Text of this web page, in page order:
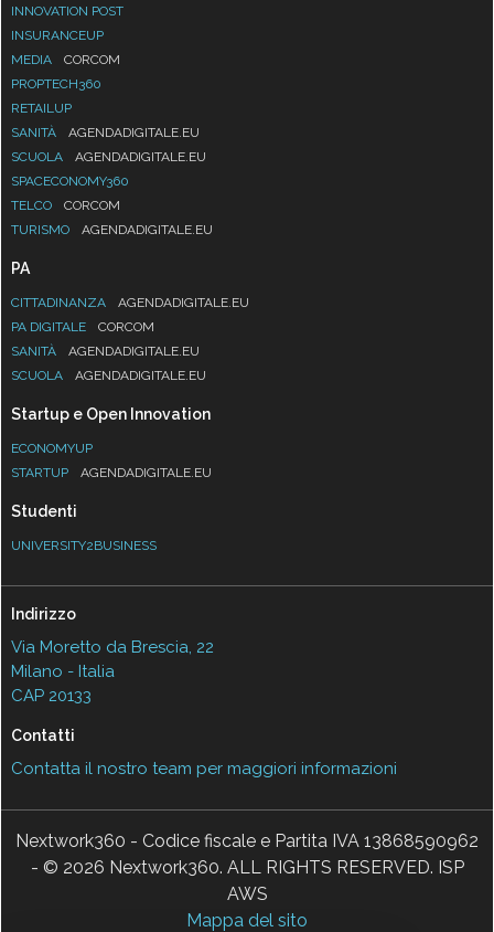
INNOVATION POST
INSURANCEUP
MEDIA
CORCOM
PROPTECH360
RETAILUP
SANITÀ
AGENDADIGITALE.EU
SCUOLA
AGENDADIGITALE.EU
SPACECONOMY360
TELCO
CORCOM
TURISMO
AGENDADIGITALE.EU
PA
CITTADINANZA
AGENDADIGITALE.EU
PA DIGITALE
CORCOM
SANITÀ
AGENDADIGITALE.EU
SCUOLA
AGENDADIGITALE.EU
Startup e Open Innovation
ECONOMYUP
STARTUP
AGENDADIGITALE.EU
Studenti
UNIVERSITY2BUSINESS
Indirizzo
Via Moretto da Brescia, 22
Milano - Italia
CAP 20133
Contatti
Contatta il nostro team per maggiori informazioni
Nextwork360 - Codice fiscale e Partita IVA 13868590962
- © 2026 Nextwork360. ALL RIGHTS RESERVED. ISP
AWS
Mappa del sito